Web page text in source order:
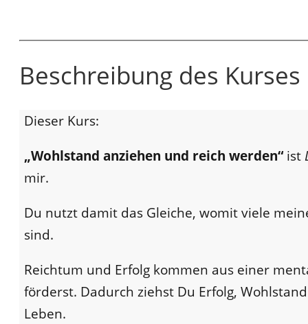
Beschreibung des Kurses
Dieser Kurs:
„Wohlstand anziehen und reich werden“ist
mir.
Du nutzt damit das Gleiche, womit viele
sind.
Reichtum und Erfolg kommen aus einer
förderst. Dadurch ziehst Du Erfolg,
Leben.